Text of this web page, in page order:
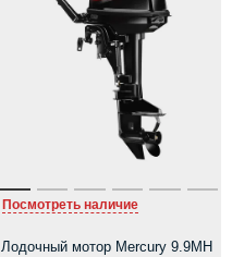
Посмотреть наличие
Лодочный мотор Mercury 9.9MH